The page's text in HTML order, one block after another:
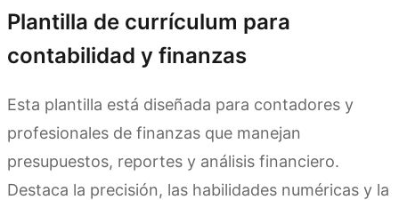
Plantilla de currículum para
contabilidad y finanzas
Esta plantilla está diseñada para contadores y
profesionales de finanzas que manejan
presupuestos, reportes y análisis financiero.
Destaca la precisión, las habilidades numéricas y la